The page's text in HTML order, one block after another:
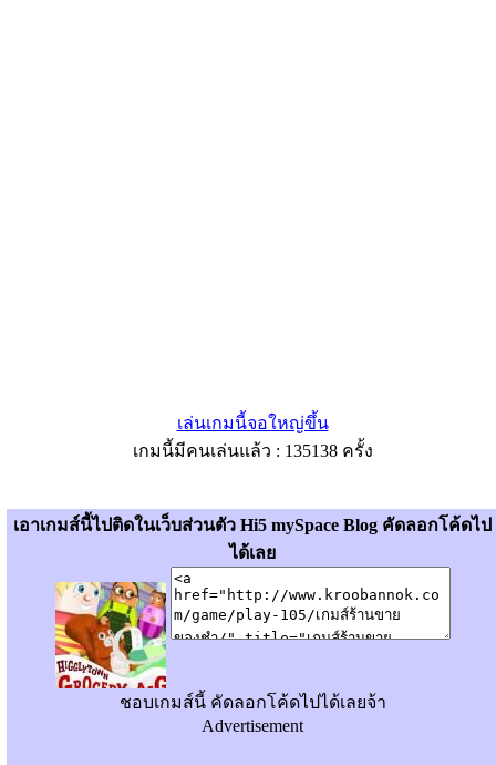
เล่นเกมนี้จอใหญ่ขึ้น
เกมนี้มีคนเล่นแล้ว : 135138 ครั้ง
เอาเกมส์นี้ไปติดในเว็บส่วนตัว Hi5 mySpace Blog คัดลอกโค้ดไป
ได้เลย
ชอบเกมส์นี้ คัดลอกโค้ดไปได้เลยจ้า
Advertisement